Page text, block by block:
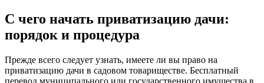
С чего начать приватизацию дачи:
порядок и процедура
Прежде всего следует узнать, имеете ли вы право на
приватизацию дачи в садовом товариществе. Бесплатный